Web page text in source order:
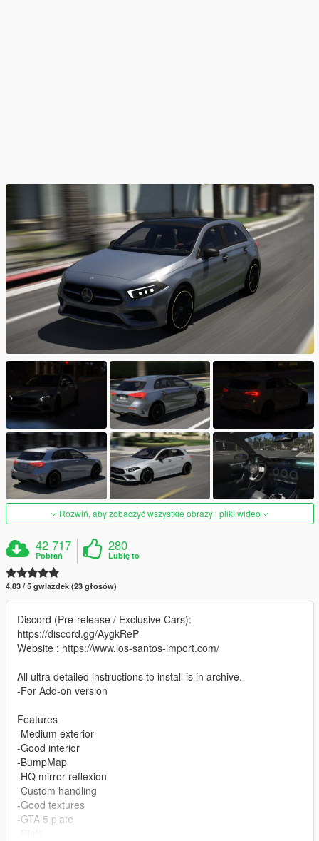
Rozwiń, aby zobaczyć wszystkie obrazy i pliki wideo
42 717
Pobrań
280
Lubię to
4.83 / 5 gwiazdek (23 głosów)
Discord (Pre-release / Exclusive Cars):
https://discord.gg/AygkReP
Website : https://www.los-santos-import.com/
All ultra detailed instructions to install is in archive.
-For Add-on version
Features
-Medium exterior
-Good interior
-BumpMap
-HQ mirror reflexion
-Custom handling
-Good textures
-GTA 5 plate